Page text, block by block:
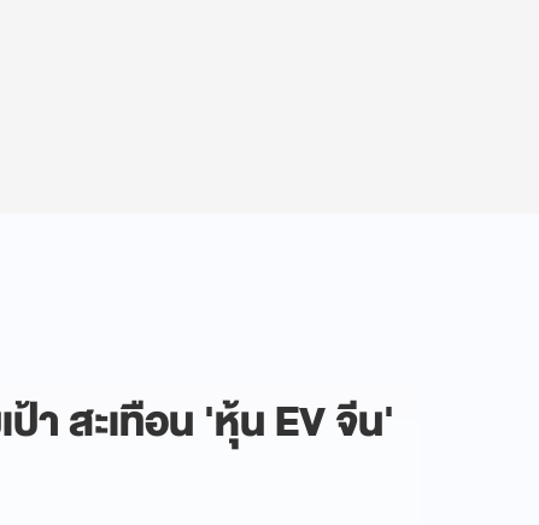
ป้า สะเทือน 'หุ้น EV จีน'